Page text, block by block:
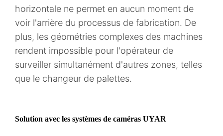
horizontale ne permet en aucun moment de
voir l'arrière du processus de fabrication. De
plus, les géométries complexes des machines
rendent impossible pour l'opérateur de
surveiller simultanément d'autres zones, telles
que le changeur de palettes.
Solution avec les systèmes de caméras UYAR